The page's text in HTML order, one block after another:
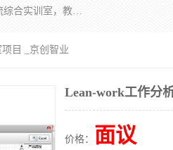
京创智业产品涵盖了多个领域，主要产品包括：工业4.0生产线解决方案，智慧物流综合实训室，教学设备与实验室建设，虚拟仿真实验室等。公司将秉持“创新、执着、诚信、共赢”的理念，以“将服务当作使命”为核心价值观，致力于为客户创造价值，与客户、合作伙伴和员工共同成长。
目 _京创智业
Lean-work工作分
价格： 面议